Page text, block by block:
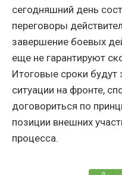
сегодняшний день
переговоры
завершение боевых
еще не гарантируют
Итоговые сроки будут
ситуации на фронте,
договориться по
позиции внешних
процесса.